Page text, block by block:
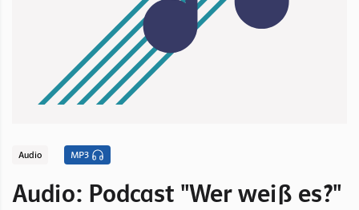
Audio MP3
Audio: Podcast "Wer weiß es?"